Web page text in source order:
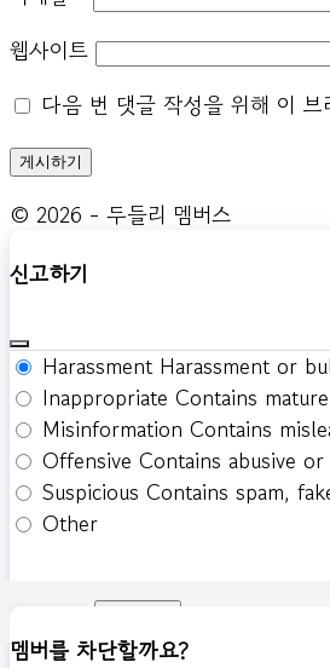
웹사이트
다음 번 댓글 작성을 위해 이
© 2026 - 두들리 멤버스
신고하기
Harassment Harassment or
Inappropriate Contains
Misinformation Contains
Offensive Contains abusive
Suspicious Contains spam,
Other
멤버를 차단할까요?